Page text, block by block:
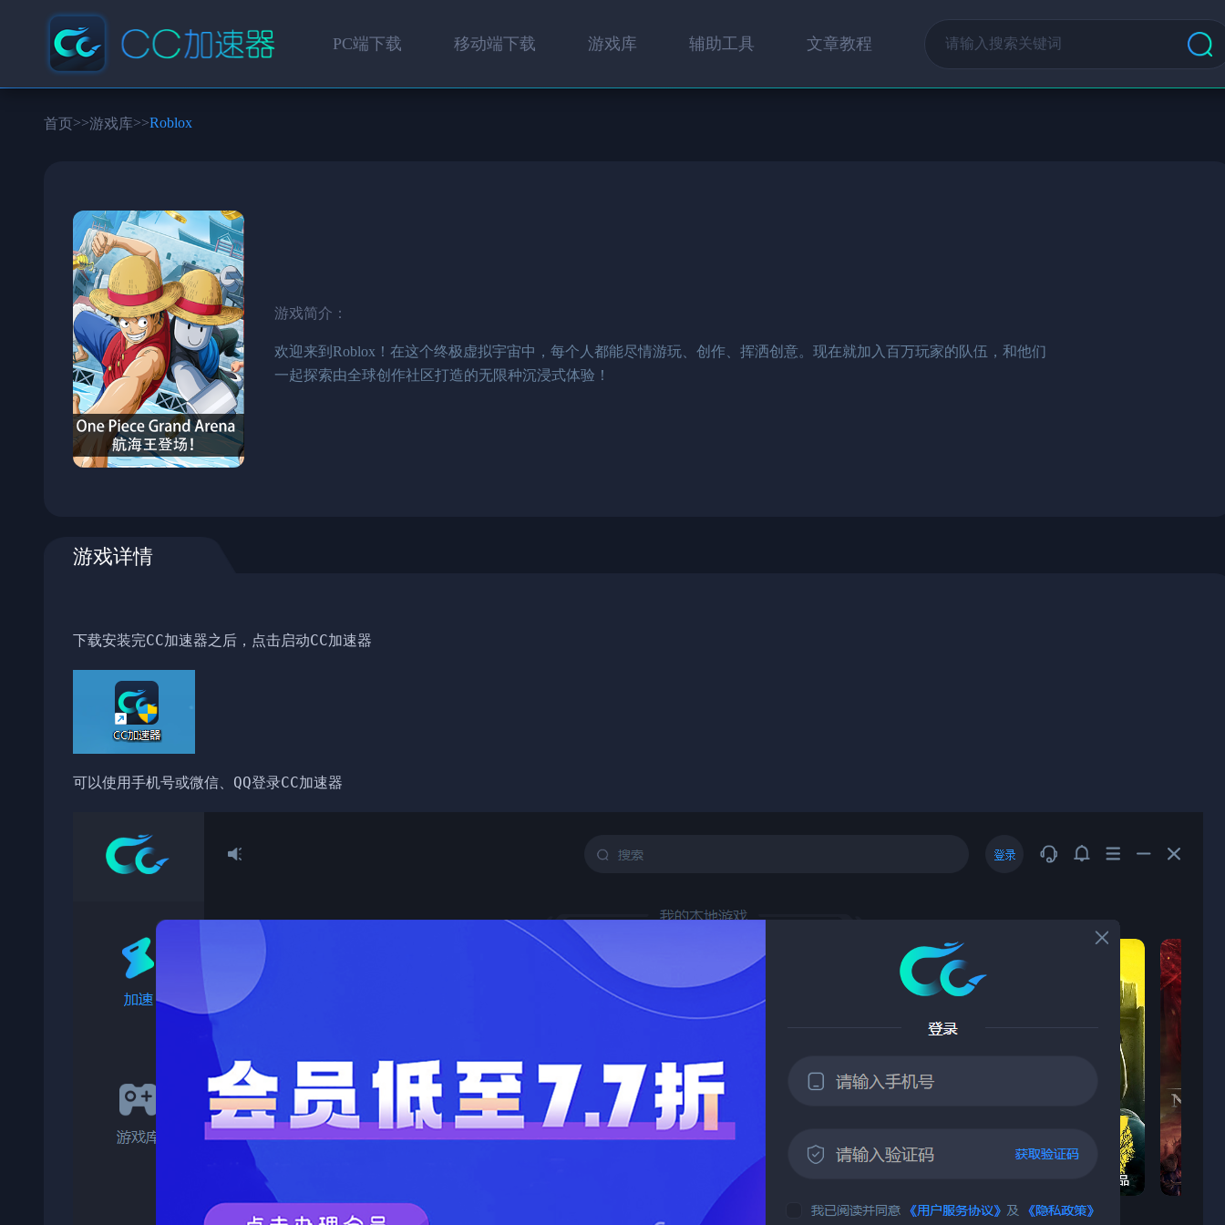
PC端下载 移动端下载 游戏库 辅助工具 文章教程
首页>>游戏库>>Roblox
游戏简介：
欢迎来到Roblox！在这个终极虚拟宇宙中，每个人都能尽情游玩、创作、挥洒创意。现在就加入百万玩家的队伍，和他们
一起探索由全球创作社区打造的无限种沉浸式体验！
游戏详情
下载安装完CC加速器之后，点击启动CC加速器
可以使用手机号或微信、QQ登录CC加速器